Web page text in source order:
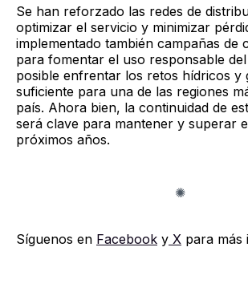
Se han reforzado las redes de
optimizar el servicio y minimizar
implementado también campañas de
para fomentar el uso responsable del
posible enfrentar los retos hídricos y
suficiente para una de las regiones
país. Ahora bien, la continuidad de
será clave para mantener y superar
próximos años.
Síguenos en Facebook y X para más